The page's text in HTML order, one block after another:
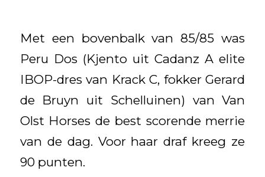
Met een bovenbalk van 85/85 was
Peru Dos (Kjento uit Cadanz A elite
IBOP-dres van Krack C, fokker Gerard
de Bruyn uit Schelluinen) van Van
Olst Horses de best scorende merrie
van de dag. Voor haar draf kreeg ze
90 punten.